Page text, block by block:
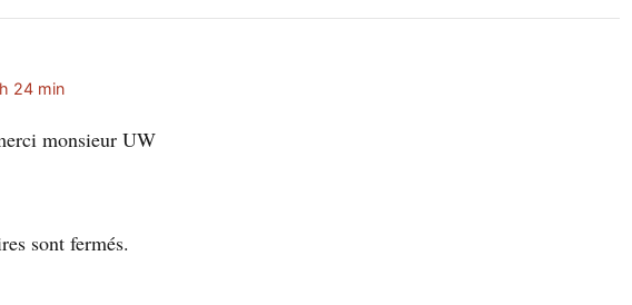
24 min
monsieur UW
sont fermés.